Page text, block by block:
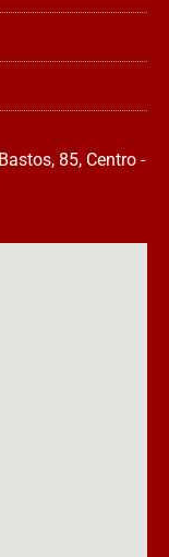
85, Centro -